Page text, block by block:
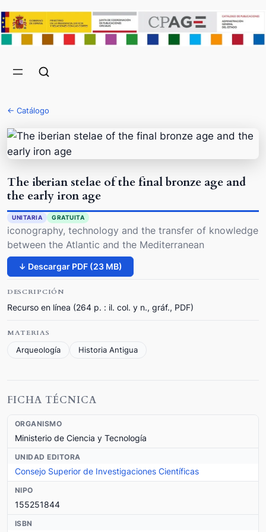
← Catálogo
The iberian stelae of the final bronze age and
the early iron age
UNITARIA GRATUITA
iconography, technology and the transfer of knowledge
between the Atlantic and the Mediterranean
↓ Descargar PDF (23 MB)
DESCRIPCIÓN
Recurso en línea (264 p. : il. col. y n., gráf., PDF)
MATERIAS
Arqueología
Historia Antigua
FICHA TÉCNICA
ORGANISMO
Ministerio de Ciencia y Tecnología
UNIDAD EDITORA
Consejo Superior de Investigaciones Científicas
NIPO
155251844
ISBN